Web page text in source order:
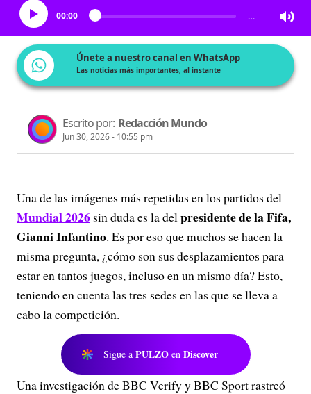
00:00 …
Únete a nuestro canal en WhatsApp
Las noticias más importantes, al instante
Escrito por: Redacción Mundo
Jun 30, 2026 - 10:55 pm
Una de las imágenes más repetidas en los partidos del
Mundial 2026 sin duda es la delpresidente de la Fifa,
Gianni Infantino. Es por eso que muchos se hacen la
misma pregunta, ¿cómo son sus desplazamientos para
estar en tantos juegos, incluso en un mismo día? Esto,
teniendo en cuenta las tres sedes en las que se lleva a
cabo la competición.
Sigue a PULZO en Discover
Una investigación de BBC Verify y BBC Sport rastreó